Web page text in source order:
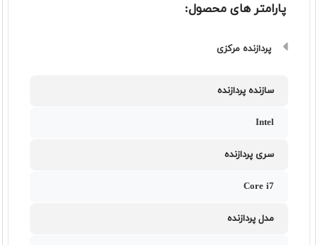
پارامتر های محصول:
پردازنده مرکزی
سازنده پردازنده
Intel
سری پردازنده
Core i7
مدل پردازنده